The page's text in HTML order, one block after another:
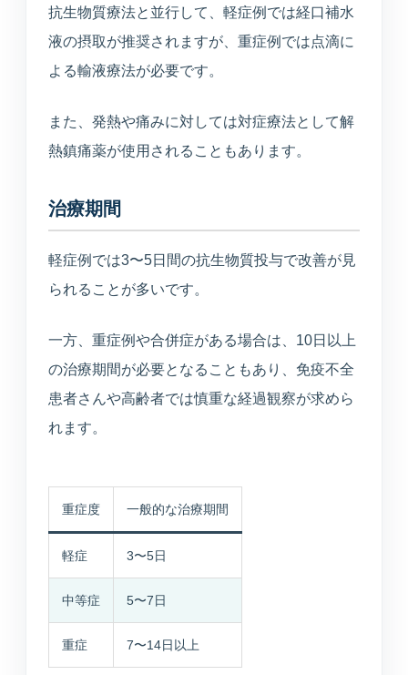
抗生物質療法と並行して、軽症例では経口補水
液の摂取が推奨されますが、重症例では点滴に
よる輸液療法が必要です。
また、発熱や痛みに対しては対症療法として解
熱鎮痛薬が使用されることもあります。
治療期間
軽症例では3〜5日間の抗生物質投与で改善が見
られることが多いです。
一方、重症例や合併症がある場合は、10日以上
の治療期間が必要となることもあり、免疫不全
患者さんや高齢者では慎重な経過観察が求めら
れます。
重症度 一般的な治療期間
軽症 3〜5日
中等症 5〜7日
重症 7〜14日以上